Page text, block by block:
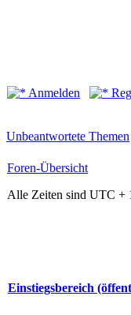
Anmelden
Unbeantwortete Themen
Foren-Übersicht
Alle Zeiten sind UTC +
Einstiegsbereich